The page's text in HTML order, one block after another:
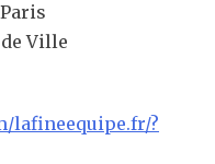
Ville
lafineequipe.fr/?